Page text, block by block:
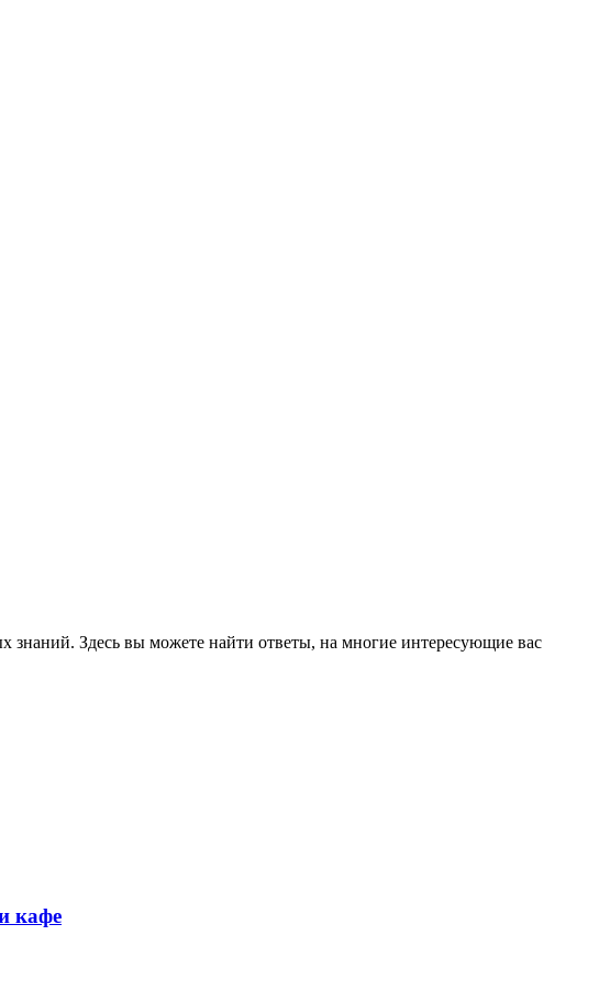
знаний. Здесь вы можете найти ответы, на многие интересующие вас
кафе